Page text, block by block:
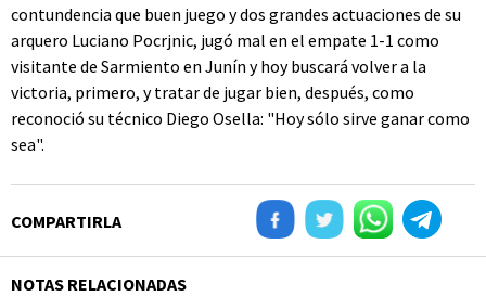
contundencia que buen juego y dos grandes actuaciones de su
arquero Luciano Pocrjnic, jugó mal en el empate 1-1 como
visitante de Sarmiento en Junín y hoy buscará volver a la
victoria, primero, y tratar de jugar bien, después, como
reconoció su técnico Diego Osella: "Hoy sólo sirve ganar como
sea".
COMPARTIRLA
NOTAS RELACIONADAS